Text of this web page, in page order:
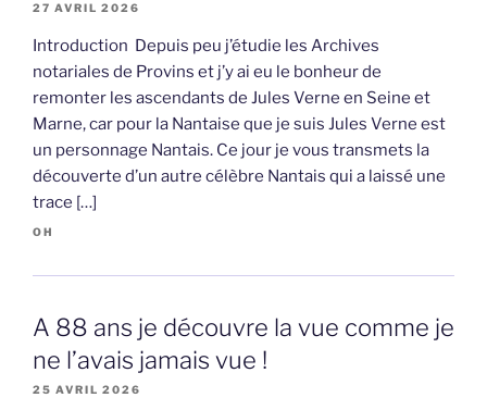
27 AVRIL 2026
Introduction Depuis peu j’étudie les Archives
notariales de Provins et j’y ai eu le bonheur de
remonter les ascendants de Jules Verne en Seine et
Marne, car pour la Nantaise que je suis Jules Verne est
un personnage Nantais. Ce jour je vous transmets la
découverte d’un autre célèbre Nantais qui a laissé une
trace […]
OH
A 88 ans je découvre la vue comme je
ne l’avais jamais vue !
25 AVRIL 2026